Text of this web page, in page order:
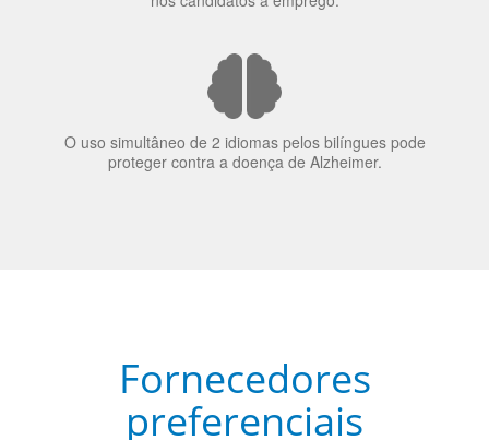
O uso simultâneo de 2 idiomas pelos bilíngues pode
proteger contra a doença de Alzheimer.
preferenciais
A Language Trainers é fornecedora preferencial de
cursos para